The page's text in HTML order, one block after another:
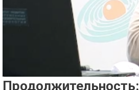
Продолжительность: